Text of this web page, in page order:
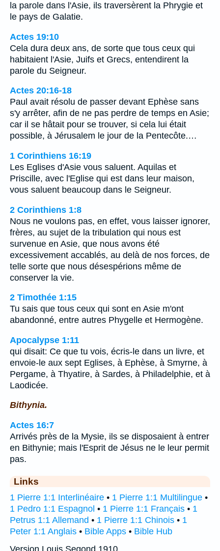
la parole dans l'Asie, ils traversèrent la Phrygie et
le pays de Galatie.
Actes 19:10
Cela dura deux ans, de sorte que tous ceux qui
habitaient l'Asie, Juifs et Grecs, entendirent la
parole du Seigneur.
Actes 20:16-18
Paul avait résolu de passer devant Ephèse sans
s'y arrêter, afin de ne pas perdre de temps en Asie;
car il se hâtait pour se trouver, si cela lui était
possible, à Jérusalem le jour de la Pentecôte.…
1 Corinthiens 16:19
Les Eglises d'Asie vous saluent. Aquilas et
Priscille, avec l'Eglise qui est dans leur maison,
vous saluent beaucoup dans le Seigneur.
2 Corinthiens 1:8
Nous ne voulons pas, en effet, vous laisser ignorer,
frères, au sujet de la tribulation qui nous est
survenue en Asie, que nous avons été
excessivement accablés, au delà de nos forces, de
telle sorte que nous désespérions même de
conserver la vie.
2 Timothée 1:15
Tu sais que tous ceux qui sont en Asie m'ont
abandonné, entre autres Phygelle et Hermogène.
Apocalypse 1:11
qui disait: Ce que tu vois, écris-le dans un livre, et
envoie-le aux sept Eglises, à Ephèse, à Smyrne, à
Pergame, à Thyatire, à Sardes, à Philadelphie, et à
Laodicée.
Bithynia.
Actes 16:7
Arrivés près de la Mysie, ils se disposaient à entrer
en Bithynie; mais l'Esprit de Jésus ne le leur permit
pas.
Links
1 Pierre 1:1 Interlinéaire • 1 Pierre 1:1 Multilingue •
1 Pedro 1:1 Espagnol • 1 Pierre 1:1 Français • 1
Petrus 1:1 Allemand • 1 Pierre 1:1 Chinois • 1
Peter 1:1 Anglais • Bible Apps • Bible Hub
Version Louis Segond 1910